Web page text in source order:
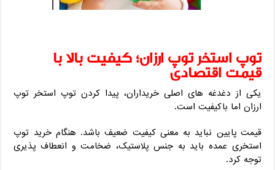
توپ استخر توپ ارزان؛ کیفیت بالا با
قیمت اقتصادی
یکی از دغدغه‌ های اصلی خریداران، پیدا کردن توپ استخر توپ
ارزان اما باکیفیت است.
قیمت پایین نباید به معنی کیفیت ضعیف باشد. هنگام خرید توپ
استخری عمده باید به جنس پلاستیک، ضخامت و انعطاف ‌پذیری
توجه کرد.